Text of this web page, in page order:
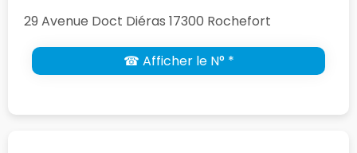
29 Avenue Doct Diéras 17300 Rochefort
☎ Afficher le N° *